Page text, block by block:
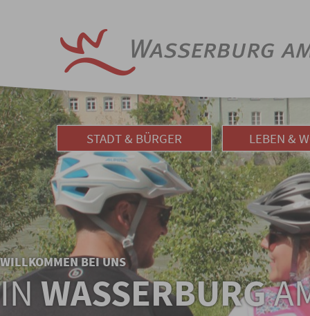
STADT & BÜRGER LEBEN &
WILLKOMMEN BEI UNS
IN WASSERBURG